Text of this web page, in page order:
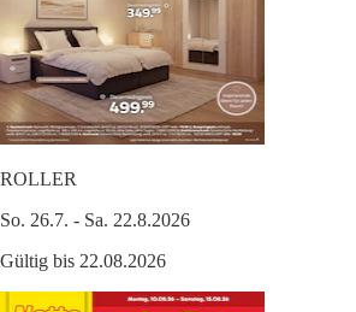
ROLLER
So. 26.7. - Sa. 22.8.2026
Gültig bis 22.08.2026